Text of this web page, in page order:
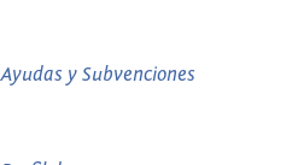
Ayudas y Subvenciones